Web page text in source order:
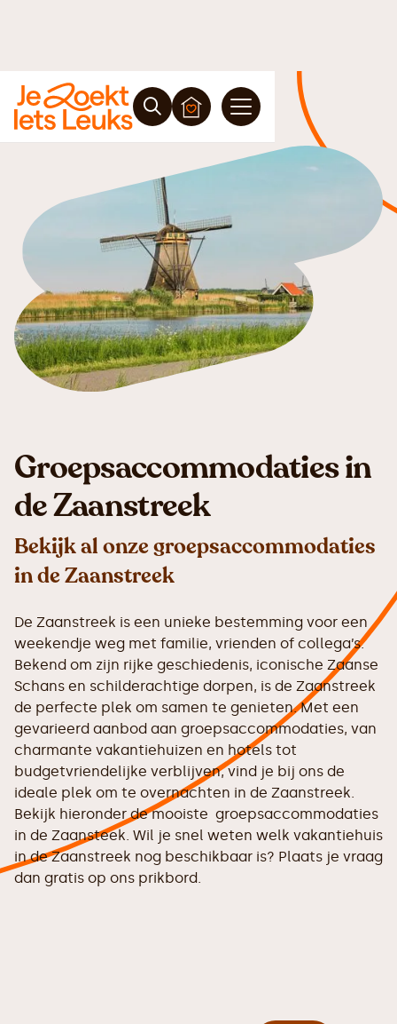
Groepsaccommodaties in
de Zaanstreek
Bekijk al onze groepsaccommodaties
in de Zaanstreek
De Zaanstreek is een unieke bestemming voor een
weekendje weg met familie, vrienden of collega’s.
Bekend om zijn rijke geschiedenis, iconische Zaanse
Schans en schilderachtige dorpen, is de Zaanstreek
de perfecte plek om samen te genieten. Met een
gevarieerd aanbod aan groepsaccommodaties, van
charmante vakantiehuizen en hotels tot
budgetvriendelijke verblijven, vind je bij ons de
ideale plek om te overnachten in de Zaanstreek.
Bekijk hieronder de mooiste groepsaccommodaties
in de Zaansteek. Wil je snel weten welk vakantiehuis
in de Zaanstreek nog beschikbaar is? Plaats je vraag
dan gratis op ons prikbord.